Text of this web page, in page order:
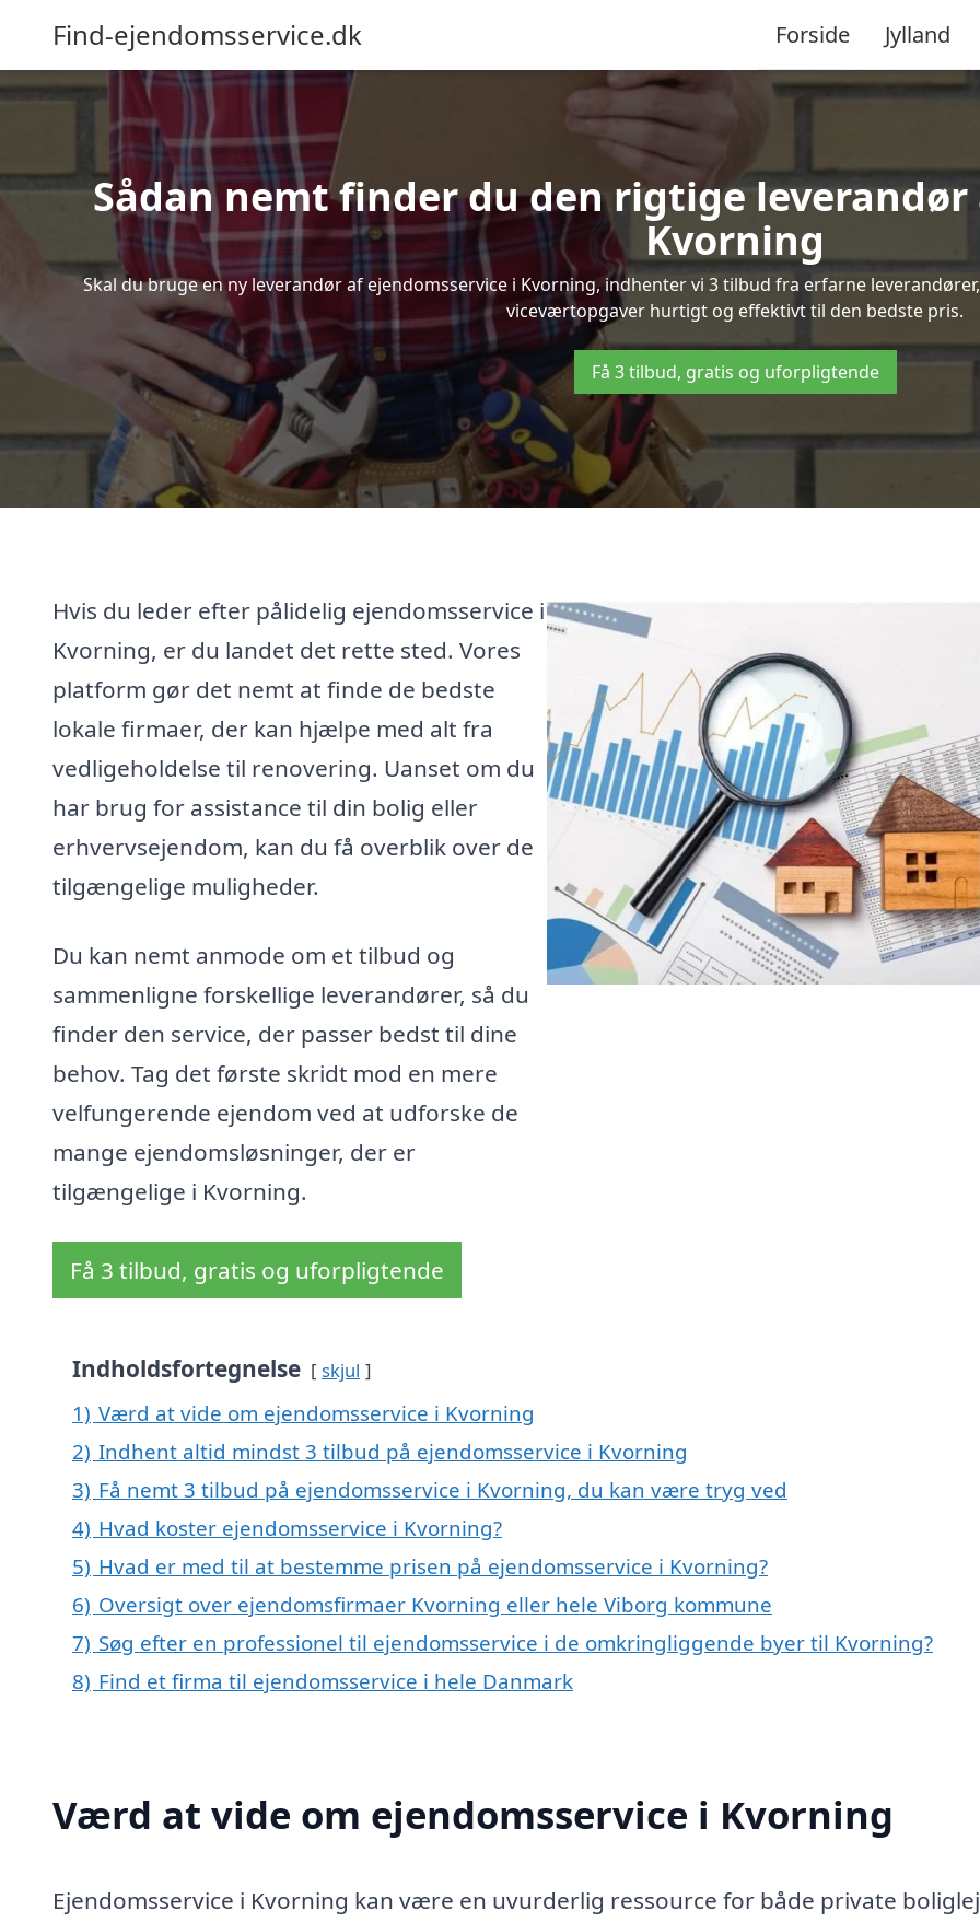
Find-ejendomsservice.dk Forside Jylland
Sådan nemt finder du den rigtige leverandør
Kvorning
Skal du bruge en ny leverandør af ejendomsservice i Kvorning, indhenter vi 3 tilbud fra erfarne
viceværtopgaver hurtigt og effektivt til den bedste pris.
Få 3 tilbud, gratis og uforpligtende
Hvis du leder efter pålidelig ejendomsservice i
Kvorning, er du landet det rette sted. Vores
platform gør det nemt at finde de bedste
lokale firmaer, der kan hjælpe med alt fra
vedligeholdelse til renovering. Uanset om du
har brug for assistance til din bolig eller
erhvervsejendom, kan du få overblik over de
tilgængelige muligheder.
Du kan nemt anmode om et tilbud og
sammenligne forskellige leverandører, så du
finder den service, der passer bedst til dine
behov. Tag det første skridt mod en mere
velfungerende ejendom ved at udforske de
mange ejendomsløsninger, der er
tilgængelige i Kvorning.
Få 3 tilbud, gratis og uforpligtende
Indholdsfortegnelse skjul
1) Værd at vide om ejendomsservice i Kvorning
2) Indhent altid mindst 3 tilbud på ejendomsservice i Kvorning
3) Få nemt 3 tilbud på ejendomsservice i Kvorning, du kan være tryg ved
4) Hvad koster ejendomsservice i Kvorning?
5) Hvad er med til at bestemme prisen på ejendomsservice i Kvorning?
6) Oversigt over ejendomsfirmaer Kvorning eller hele Viborg kommune
7) Søg efter en professionel til ejendomsservice i de omkringliggende byer til Kvorning?
8) Find et firma til ejendomsservice i hele Danmark
Værd at vide om ejendomsservice i Kvorning
Ejendomsservice i Kvorning kan være en uvurderlig ressource for både private